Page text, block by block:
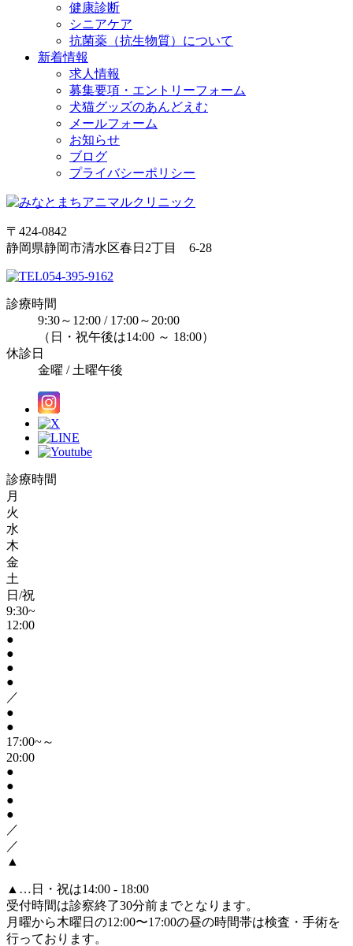
健康診断
シニアケア
抗菌薬（抗生物質）について
新着情報
求人情報
募集要項・エントリーフォーム
犬猫グッズのあんどえむ
メールフォーム
お知らせ
ブログ
プライバシーポリシー
〒424-0842
静岡県静岡市清水区春日2丁目 6-28
054-395-9162
診療時間
9:30～12:00 / 17:00～20:00
（日・祝午後は14:00 ～ 18:00）
休診日
金曜 / 土曜午後
診療時間
月
火
水
木
金
土
日/祝
9:30~
12:00
●
●
●
●
／
●
●
17:00~～
20:00
●
●
●
●
／
／
▲
▲ …日・祝は14:00 - 18:00
受付時間は診察終了30分前までとなります。
月曜から木曜日の12:00〜17:00の昼の時間帯は検査・手術を
行っております。